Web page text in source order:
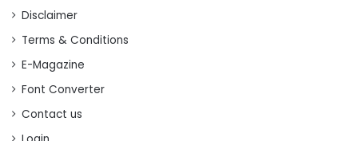
Disclaimer
Terms & Conditions
E-Magazine
Font Converter
Contact us